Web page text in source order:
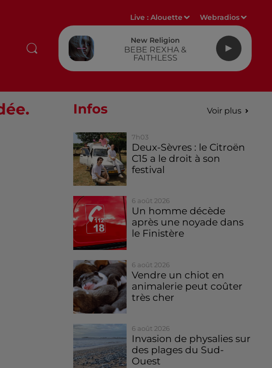
Live :Alouette Webradios
New Religion
BEBE REXHA &
FAITHLESS
Infos Voir plus
7h03
Deux-Sèvres : le Citroën
C15 a le droit à son
festival
6 août 2026
Un homme décède
après une noyade dans
le Finistère
6 août 2026
Vendre un chiot en
animalerie peut coûter
très cher
6 août 2026
Invasion de physalies sur
des plages du Sud-
Ouest